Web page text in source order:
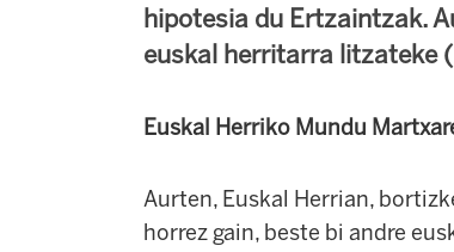
hipotesia du Ertzaintzak.
euskal herritarra litzateke
Euskal Herriko Mundu
Aurten, Euskal Herrian,
horrez gain, beste bi andre